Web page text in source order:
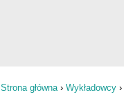
Strona główna› Wykładowcy ›